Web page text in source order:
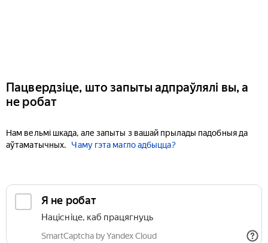
Пацвердзіце, што запыты адпраўлялі вы, а
не робат
Нам вельмі шкада, але запыты з вашай прылады падобныя да
аўтаматычных.
Чаму гэта магло адбыцца?
Я не робат
Націсніце, каб працягнуць
SmartCaptcha by Yandex Cloud